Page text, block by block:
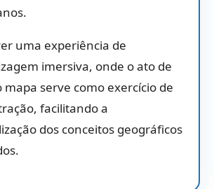
uma experiência de
imersiva, onde o ato de
mapa serve como exercício de
facilitando a
dos conceitos geográficos